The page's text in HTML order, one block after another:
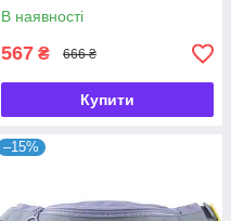
В наявності
567 ₴ 666 ₴
Купити
–15%